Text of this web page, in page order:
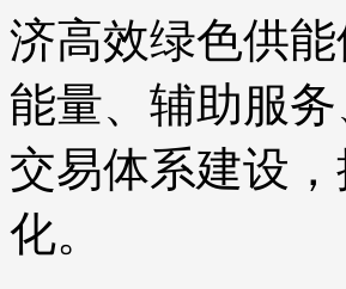
济高效绿色供
能量、辅助服
交易体系建设
化。